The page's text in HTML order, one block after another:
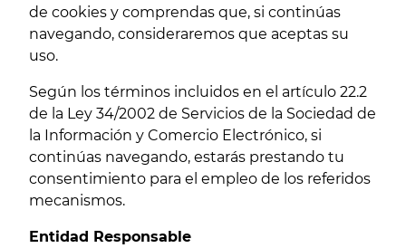
de cookies y comprendas que, si continúas
navegando, consideraremos que aceptas su
uso.
Según los términos incluidos en el artículo 22.2
de la Ley 34/2002 de Servicios de la Sociedad de
la Información y Comercio Electrónico, si
continúas navegando, estarás prestando tu
consentimiento para el empleo de los referidos
mecanismos.
Entidad Responsable